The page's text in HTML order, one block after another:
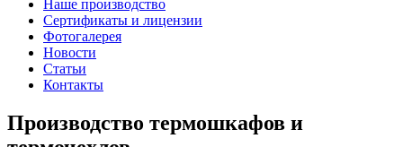
Наше производство
Сертификаты и лицензии
Фотогалерея
Новости
Статьи
Контакты
Производство термошкафов и